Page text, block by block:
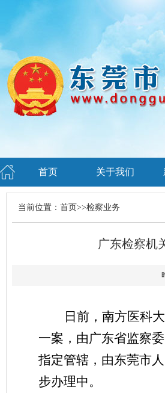
首页 关于我们
当前位置： 首页>>检察业务
广东检察机
日前，南方医科
一案，由广东省监察
指定管辖，由东莞市
步办理中。